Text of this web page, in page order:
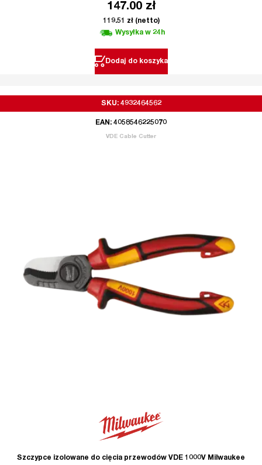
147.00 zł
119.51 zł(netto)
Wysyłka w 24h
Dodaj do koszyka
SKU: 4932464562
EAN: 4058546225070
VDE Cable Cutter
Szczypce izolowane do cięcia przewodów VDE 1000V Milwaukee